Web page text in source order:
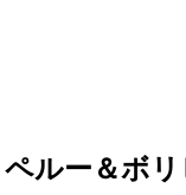
ペルー＆ボ